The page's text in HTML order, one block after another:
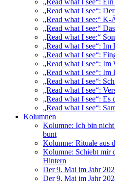
„Read what I see“:
„Read what I see“:
„Read what I see:“
„Read what I see:“
„Read what I see:“
„Read what I see“:
„Read what I see“:
„Read what I see“: Im
„Read what I see“: Im
„Read what I see“:
„Read what I see“:
„Read what I see“: Es
„Read what I see“:
Kolumnen
Kolumne: Ich bin
bunt
Kolumne: Rituale aus
Kolumne: Schiebt mir
Hintern
Der 9. Mai im Jahr
Der 9. Mai im Jahr